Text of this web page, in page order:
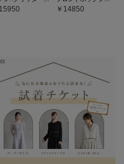
15950 14850